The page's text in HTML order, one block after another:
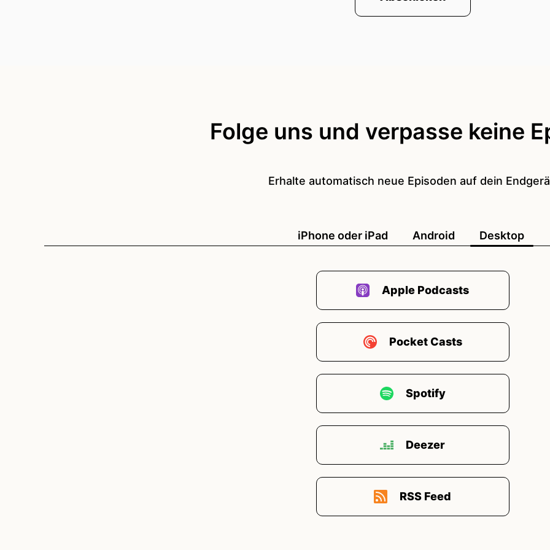
Folge uns und verpasse keine
Erhalte automatisch neue Episoden auf dein
iPhone oder iPad Android Desktop
Apple Podcasts
Pocket Casts
Spotify
Deezer
RSS Feed